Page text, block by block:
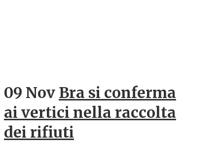
09 Nov Bra si conferma
ai vertici nella raccolta
dei rifiuti